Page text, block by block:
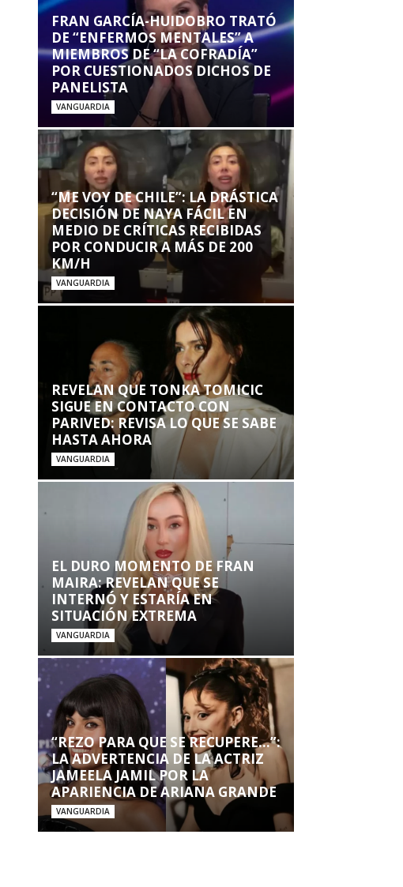
FRAN GARCÍA-HUIDOBRO TRATÓ
DE “ENFERMOS MENTALES” A
MIEMBROS DE “LA COFRADÍA”
POR CUESTIONADOS DICHOS DE
PANELISTA
VANGUARDIA
“ME VOY DE CHILE”: LA DRÁSTICA
DECISIÓN DE NAYA FÁCIL EN
MEDIO DE CRÍTICAS RECIBIDAS
POR CONDUCIR A MÁS DE 200
KM/H
VANGUARDIA
REVELAN QUE TONKA TOMICIC
SIGUE EN CONTACTO CON
PARIVED: REVISA LO QUE SE SABE
HASTA AHORA
VANGUARDIA
EL DURO MOMENTO DE FRAN
MAIRA: REVELAN QUE SE
INTERNÓ Y ESTARÍA EN
SITUACIÓN EXTREMA
VANGUARDIA
“REZO PARA QUE SE RECUPERE…”:
LA ADVERTENCIA DE LA ACTRIZ
JAMEELA JAMIL POR LA
APARIENCIA DE ARIANA GRANDE
VANGUARDIA